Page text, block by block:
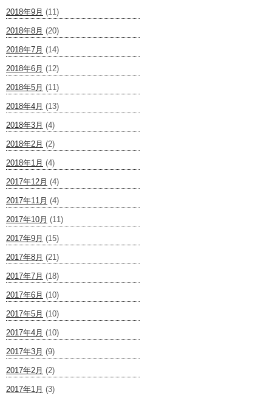
2018年9月 (11)
2018年8月 (20)
2018年7月 (14)
2018年6月 (12)
2018年5月 (11)
2018年4月 (13)
2018年3月 (4)
2018年2月 (2)
2018年1月 (4)
2017年12月 (4)
2017年11月 (4)
2017年10月 (11)
2017年9月 (15)
2017年8月 (21)
2017年7月 (18)
2017年6月 (10)
2017年5月 (10)
2017年4月 (10)
2017年3月 (9)
2017年2月 (2)
2017年1月 (3)